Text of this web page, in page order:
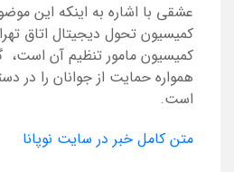
عشقی با اشاره به اینکه این
کمیسیون تحول دیجیتال اتاق
کمیسیون مامور تنظیم آن است،
همواره حمایت از جوانان را در
است.
متن کامل خبر در سایت نوپانا